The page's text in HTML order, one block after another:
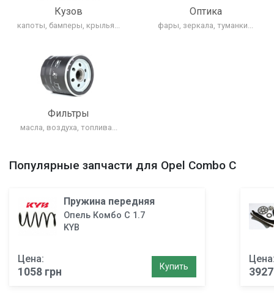
Кузов
капоты, бамперы, крылья...
Оптика
фары, зеркала, туманки...
Фильтры
масла, воздуха, топлива...
Популярные запчасти для Opel Combo C
Пружина передняя
Опель Комбо C 1.7
KYB
Цена:
1058 грн Купить